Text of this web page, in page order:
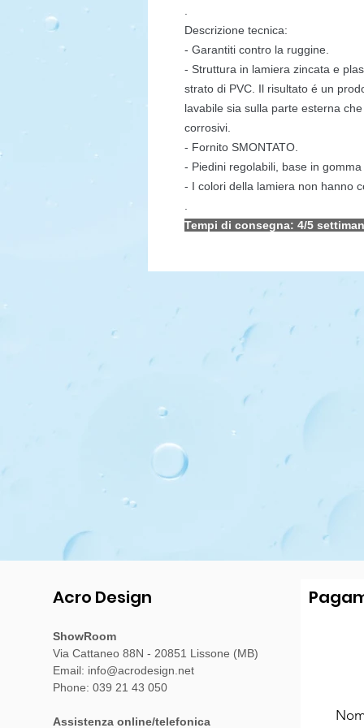
.
Descrizione tecnica:
- Garantiti contro la ruggine.
- Struttura in lamiera zincata e
strato di PVC. Il risultato é un
lavabile sia sulla parte esterna
corrosivi.
- Fornito SMONTATO.
- Piedini regolabili, base in
- I colori della lamiera non hanno
.
Tempi di consegna: 4/5
Acro Design
ShowRoom
Via Cattaneo 88N - 20851 Lissone (MB)
Email: info@acrodesign.net
Phone: 039 21 43 050
Assistenza online/telefonica